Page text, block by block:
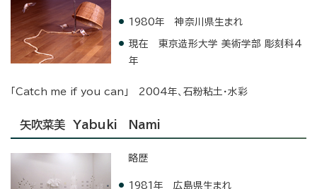
1980年 神奈川県生まれ
現在 東京造形大学 美術学部 彫刻科4
年
「Catch me if you can」 2004年、石粉粘土・水彩
矢吹菜美 Yabuki Nami
略歴
1981年 広島県生まれ